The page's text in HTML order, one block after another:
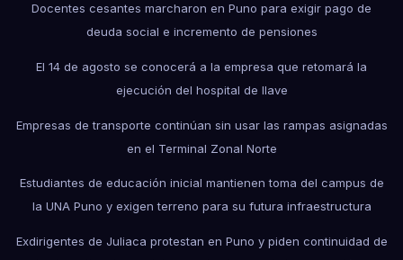
Docentes cesantes marcharon en Puno para exigir pago de
deuda social e incremento de pensiones
El 14 de agosto se conocerá a la empresa que retomará la
ejecución del hospital de Ilave
Empresas de transporte continúan sin usar las rampas asignadas
en el Terminal Zonal Norte
Estudiantes de educación inicial mantienen toma del campus de
la UNA Puno y exigen terreno para su futura infraestructura
Exdirigentes de Juliaca protestan en Puno y piden continuidad de